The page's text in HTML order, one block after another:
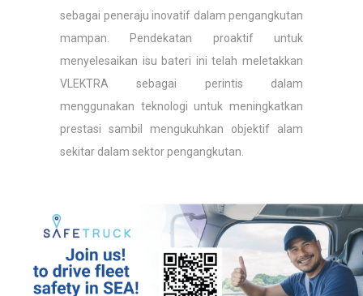
sebagai peneraju inovatif dalam pengangkutan
mampan. Pendekatan proaktif untuk
menyelesaikan isu bateri ini telah meletakkan
VLEKTRA sebagai perintis dalam
menggunakan teknologi untuk meningkatkan
prestasi sambil mengukuhkan objektif alam
sekitar dalam sektor pengangkutan.